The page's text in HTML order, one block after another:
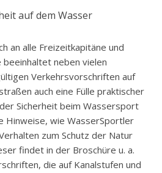
auf dem Wasser
an alle Freizeitkapitäne und
beeinhaltet neben vielen
Verkehrsvorschriften auf
auch eine Fülle praktischer
Sicherheit beim Wassersport
Hinweise, wie WasserSportler
zum Schutz der Natur
findet in der Broschüre u. a.
die auf Kanalstufen und